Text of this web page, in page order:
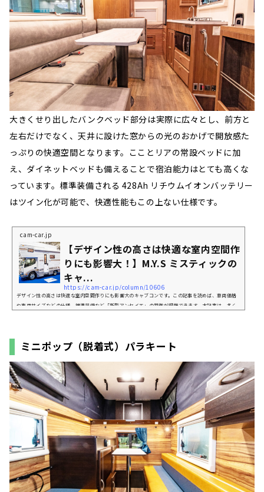
大きくせり出したバンクベッド部分は実際に広々とし、前方と
左右だけでなく、天井に設けた窓からの光のおかげで開放感た
っぷりの快適空間となります。こことリアの常設ベッドに加
え、ダイネットベッドも備えることで宿泊能力はとても高くな
っています。標準装備される 428Ah リチウムイオンバッテリー
はツイン化が可能で、快適性能もこの上ない仕様です。
cam-car.jp
【デザイン性の高さは快適な室内空間作
りにも影響大！】M.Y.S ミスティックの
キャ...
https://cam-car.jp/column/10606
デザイン性の高さは快適な室内空間作りにも影響大のキャブコンです。この記事を読めば、車両価格
や車両サイズなどの仕様、標準装備など「新型アンセイエ」の特徴が網羅できます。本記事は、多く
ます。こことリアの常設ベッドに加え、ダイネットベ...
ミニポップ（脱着式）パラキート